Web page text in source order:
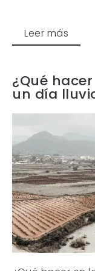
Leer más
¿Qué
un día